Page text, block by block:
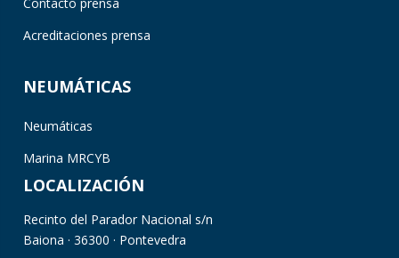
Acreditaciones prensa
NEUMÁTICAS
Neumáticas
Marina MRCYB
LOCALIZACIÓN
Recinto del Parador Nacional s/n
Baiona · 36300 · Pontevedra